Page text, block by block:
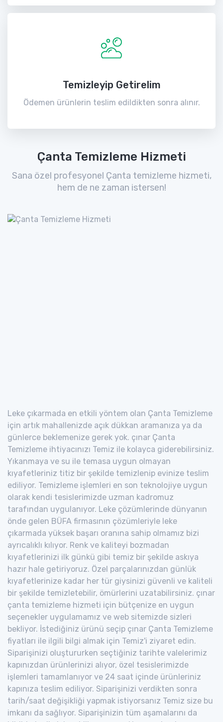
Temizleyip Getirelim
Ödemen ürünlerin teslim edildikten sonra alınır.
Çanta Temizleme Hizmeti
Sana özel profesyonel Çanta temizleme hizmeti,
hem de ne zaman istersen!
Leke çıkarmada en etkili yöntem olan Çanta Temizleme
için artık mahallenizde açık dükkan aramanıza ya da
günlerce beklemenize gerek yok. çınar Çanta
Temizleme ihtiyacınızı Temiz ile kolayca giderebilirsiniz.
Yıkanmaya ve su ile temasa uygun olmayan
kıyafetleriniz titiz bir şekilde temizlenip evinize teslim
ediliyor. Temizleme işlemleri en son teknolojiye uygun
olarak kendi tesislerimizde uzman kadromuz
tarafından uygulanıyor. Leke çözümlerinde dünyanın
önde gelen BÜFA firmasının çözümleriyle leke
çıkarmada yüksek başarı oranına sahip olmamız bizi
ayrıcalıklı kılıyor. Renk ve kaliteyi bozmadan
kıyafetlerinizi ilk günkü gibi temiz bir şekilde askıya
hazır hale getiriyoruz. Özel parçalarınızdan günlük
kıyafetlerinize kadar her tür giysinizi güvenli ve kaliteli
bir şekilde temizletebilir, ömürlerini uzatabilirsiniz. çınar
çanta temizleme hizmeti için bütçenize en uygun
seçenekler uygulamamız ve web sitemizde sizleri
bekliyor. İstediğiniz ürünü seçip çınar Çanta Temizleme
fiyatları ile ilgili bilgi almak için Temiz'i ziyaret edin.
Siparişinizi oluştururken seçtiğiniz tarihte valelerimiz
kapınızdan ürünlerinizi alıyor, özel tesislerimizde
işlemleri tamamlanıyor ve 24 saat içinde ürünleriniz
kapınıza teslim ediliyor. Siparişinizi verdikten sonra
tarih/saat değişikliği yapmak istiyorsanız Temiz size bu
imkanı da sağlıyor. Siparişinizin tüm aşamalarını da